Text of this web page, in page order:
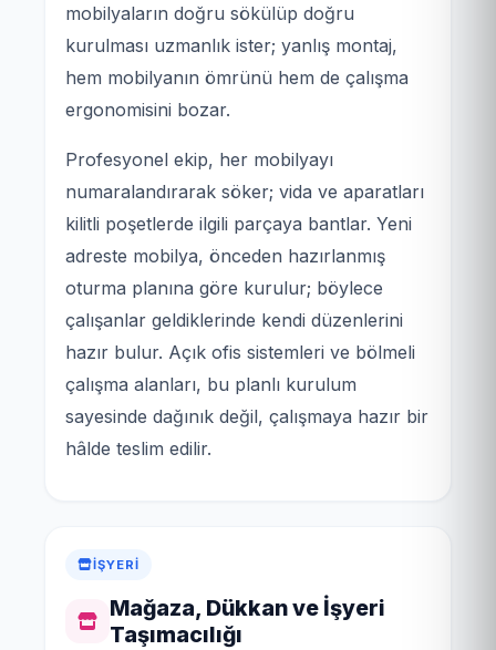
mobilyaların doğru sökülüp doğru
kurulması uzmanlık ister; yanlış montaj,
hem mobilyanın ömrünü hem de çalışma
ergonomisini bozar.
Profesyonel ekip, her mobilyayı
numaralandırarak söker; vida ve aparatları
kilitli poşetlerde ilgili parçaya bantlar. Yeni
adreste mobilya, önceden hazırlanmış
oturma planına göre kurulur; böylece
çalışanlar geldiklerinde kendi düzenlerini
hazır bulur. Açık ofis sistemleri ve bölmeli
çalışma alanları, bu planlı kurulum
sayesinde dağınık değil, çalışmaya hazır bir
hâlde teslim edilir.
İŞYERI
Mağaza, Dükkan ve İşyeri
Taşımacılığı